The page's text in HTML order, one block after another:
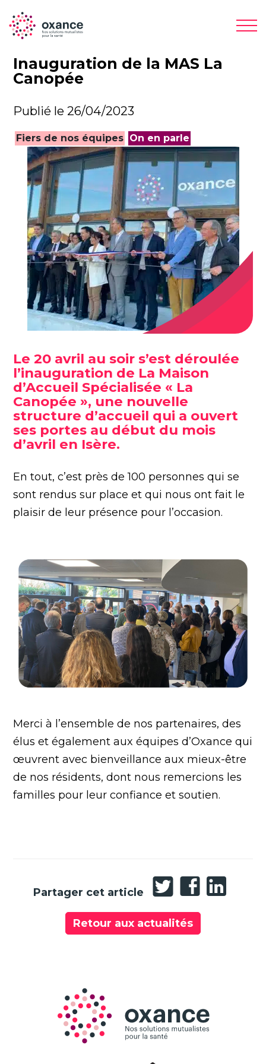
Inauguration de la MAS La
Canopée
Publié le 26/04/2023
Fiers de nos équipes On en parle
Le 20 avril au soir s’est déroulée
l’inauguration de La Maison
d’Accueil Spécialisée « La
Canopée », une nouvelle
structure d’accueil qui a ouvert
ses portes au début du mois
d’avril en Isère.
En tout, c’est près de 100 personnes qui se
sont rendus sur place et qui nous ont fait le
plaisir de leur présence pour l’occasion.
Merci à l’ensemble de nos partenaires, des
élus et également aux équipes d’Oxance qui
œuvrent avec bienveillance aux mieux-être
de nos résidents, dont nous remercions les
familles pour leur confiance et soutien.
Partager cet article
Partager
sur
Twitter
Partager
sur
Facebook
Partager
sur
Retour aux actualités